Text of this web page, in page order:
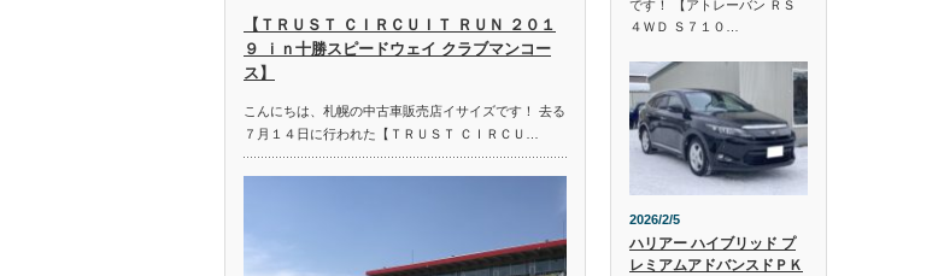
【ＴＲＵＳＴ ＣＩＲＣＵＩＴ ＲＵＮ ２０１
９ ｉｎ十勝スピードウェイ クラブマンコー
ス】
こんにちは、札幌の中古車販売店イサイズです！ 去る
７月１４日に行われた【ＴＲＵＳＴ ＣＩＲＣＵ…
です！ 【アトレーバン ＲＳ
４ＷＤ Ｓ７１０…
2026/2/5
ハリアー ハイブリッド プ
レミアムアドバンスドＰＫ